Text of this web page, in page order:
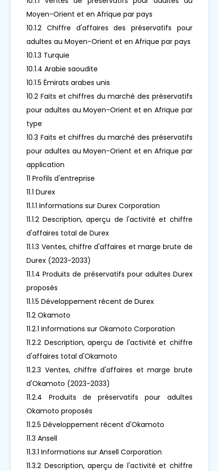
Moyen-Orient et en Afrique par pays
10.1.2 Chiffre d'affaires des préservatifs pour
adultes au Moyen-Orient et en Afrique par pays
10.1.3 Turquie
10.1.4 Arabie saoudite
10.1.5 Émirats arabes unis
10.2 Faits et chiffres du marché des préservatifs
pour adultes au Moyen-Orient et en Afrique par
type
10.3 Faits et chiffres du marché des préservatifs
pour adultes au Moyen-Orient et en Afrique par
application
11 Profils d'entreprise
11.1 Durex
11.1.1 Informations sur Durex Corporation
11.1.2 Description, aperçu de l'activité et chiffre
d'affaires total de Durex
11.1.3 Ventes, chiffre d'affaires et marge brute de
Durex (2023-2033)
11.1.4 Produits de préservatifs pour adultes Durex
proposés
11.1.5 Développement récent de Durex
11.2 Okamoto
11.2.1 Informations sur Okamoto Corporation
11.2.2 Description, aperçu de l'activité et chiffre
d'affaires total d'Okamoto
11.2.3 Ventes, chiffre d'affaires et marge brute
d'Okamoto (2023-2033)
11.2.4 Produits de préservatifs pour adultes
Okamoto proposés
11.2.5 Développement récent d'Okamoto
11.3 Ansell
11.3.1 Informations sur Ansell Corporation
11.3.2 Description, aperçu de l'activité et chiffre